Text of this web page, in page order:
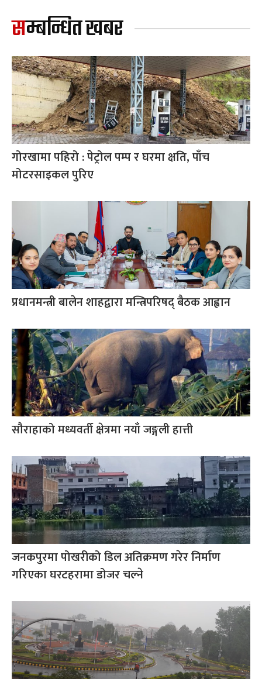
सम्बन्धित खबर
गोरखामा पहिरो : पेट्रोल पम्प र घरमा क्षति, पाँच
मोटरसाइकल पुरिए
प्रधानमन्त्री बालेन शाहद्वारा मन्त्रिपरिषद् बैठक आह्वान
सौराहाको मध्यवर्ती क्षेत्रमा नयाँ जङ्गली हात्ती
जनकपुरमा पोखरीको डिल अतिक्रमण गरेर निर्माण
गरिएका घरटहरामा डोजर चल्ने